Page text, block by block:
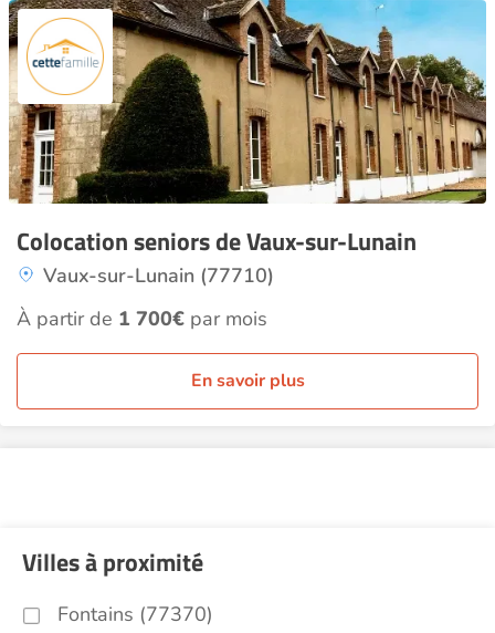
Colocation seniors de Vaux-sur-Lunain
Vaux-sur-Lunain (77710)
À partir de 1 700€ par mois
En savoir plus
Villes à proximité
Fontains (77370)